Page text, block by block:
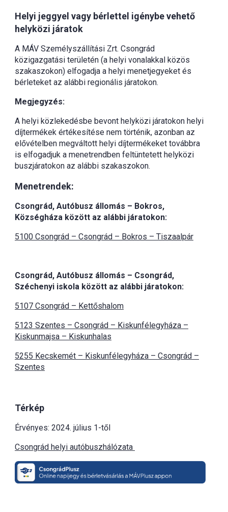
Helyi jeggyel vagy bérlettel igénybe vehető
helyközi járatok
A MÁV Személyszállítási Zrt. Csongrád
közigazgatási területén (a helyi vonalakkal közös
szakaszokon) elfogadja a helyi menetjegyeket és
bérleteket az alábbi regionális járatokon.
Megjegyzés:
A helyi közlekedésbe bevont helyközi járatokon helyi
díjtermékek értékesítése nem történik, azonban az
elővételben megváltott helyi díjtermékeket továbbra
is elfogadjuk a menetrendben feltüntetett helyközi
buszjáratokon az alábbi szakaszokon.
Menetrendek:
Csongrád, Autóbusz állomás – Bokros,
Községháza között az alábbi járatokon:
5100 Csongrád – Csongrád – Bokros – Tiszaalpár
Csongrád, Autóbusz állomás – Csongrád,
Széchenyi iskola között az alábbi járatokon:
5107 Csongrád – Kettőshalom
5123 Szentes – Csongrád – Kiskunfélegyháza –
Kiskunmajsa – Kiskunhalas
5255 Kecskemét – Kiskunfélegyháza – Csongrád –
Szentes
Térkép
Érvényes: 2024. július 1-től
Csongrád helyi autóbuszhálózata